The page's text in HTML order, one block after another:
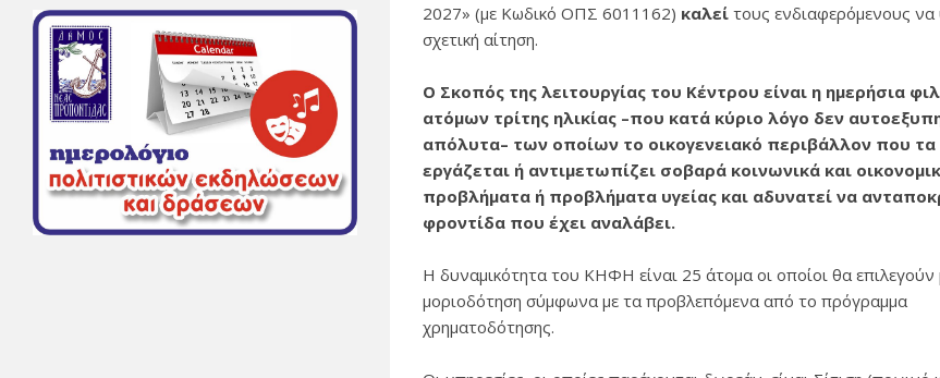
2027» (με Κωδικό ΟΠΣ 6011162) καλείτους ενδιαφερόμενους
σχετική αίτηση.
Ο Σκοπός της λειτουργίας του Κέντρου είναι η ημερήσια
ατόμων τρίτης ηλικίας –που κατά κύριο λόγο δεν
απόλυτα– των οποίων το οικογενειακό περιβάλλον που τα
εργάζεται ή αντιμετωπίζει σοβαρά κοινωνικά και
προβλήματα ή προβλήματα υγείας και αδυνατεί να
φροντίδα που έχει αναλάβει.
Η δυναμικότητα του ΚΗΦΗ είναι 25 άτομα οι οποίοι θα επιλεγούν
μοριοδότηση σύμφωνα με τα προβλεπόμενα από το πρόγραμμα
χρηματοδότησης.